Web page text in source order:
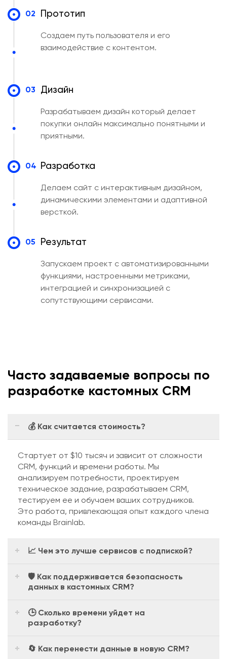
02 Прототип
Создаем путь пользователя и его
взаимодействие с контентом.
03 Дизайн
Разрабатываем дизайн который делает
покупки онлайн максимально понятными и
приятными.
04 Разработка
Делаем сайт с интерактивным дизайном,
динамическими элементами и адаптивной
версткой.
05 Результат
Запускаем проект с автоматизированными
функциями, настроенными метриками,
интеграцией и синхронизацией с
сопутствующими сервисами.
Часто задаваемые вопросы по
разработке кастомных CRM
💰 Как считается стоимость?
Стартует от $10 тысяч и зависит от сложности
CRM, функций и времени работы. Мы
анализируем потребности, проектируем
техническое задание, разрабатываем CRM,
тестируем ее и обучаем ваших сотрудников.
Это работа, привлекающая опыт каждого члена
команды Brainlab.
📈 Чем это лучше сервисов с подпиской?
🛡 Как поддерживается безопасность
данных в кастомных CRM?
🕒 Сколько времени уйдет на
разработку?
🔄 Как перенести данные в новую CRM?